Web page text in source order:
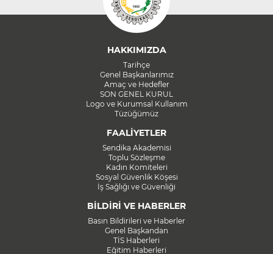
HAKKIMIZDA
Tarihçe
Genel Başkanlarımız
Amaç ve Hedefler
SON GENEL KURUL
Logo ve Kurumsal Kullanım
Tüzüğümüz
FAALİYETLER
Sendika Akademisi
Toplu Sözleşme
Kadın Komiteleri
Sosyal Güvenlik Köşesi
İş Sağlığı ve Güvenliği
BİLDİRİ VE HABERLER
Basın Bildirileri ve Haberler
Genel Başkandan
TİS Haberleri
Eğitim Haberleri